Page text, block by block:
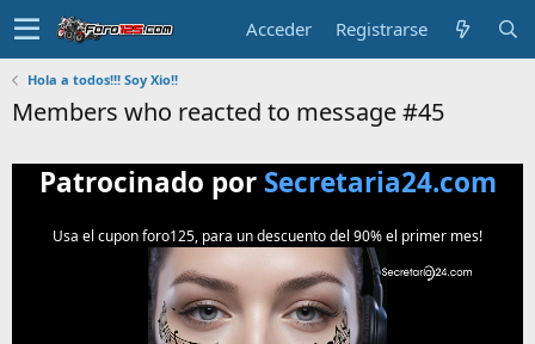
Acceder Registrarse
Hola a todos!!! Soy Xio!!
Members who reacted to message #45
Patrocinado por Secretaria24.com
Usa el cupon foro125, para un descuento del 90% el primer mes!